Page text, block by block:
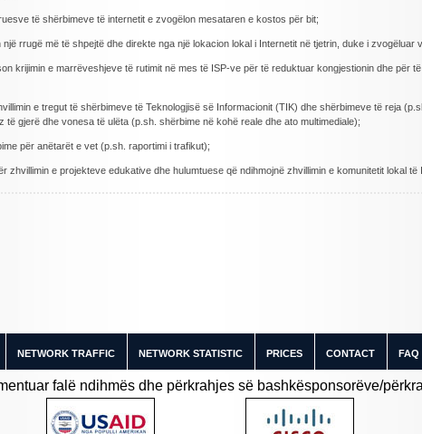
të shërbimeve të internetit e zvogëlon mesataren e kostos për bit;
rrugë më të shpejtë dhe direkte nga një lokacion lokal i Internetit në tjetrin, duke i zvogëluar
krijimin e marrëveshjeve të rutimit në mes të ISP-ve për të reduktuar kongjestionin dhe për
e tregut të shërbimeve të Teknologjisë së Informacionit (TIK) dhe shërbimeve të reja
gjerë dhe vonesa të ulëta (p.sh. shërbime në kohë reale dhe ato multimediale);
për anëtarët e vet (p.sh. raportimi i trafikut);
zhvillimin e projekteve edukative dhe hulumtuese që ndihmojnë zhvillimin e komunitetit lokal të
NETWORK TRAFFIC NETWORK STATISTIC PRICES CONTACT FAQ
falë ndihmës dhe përkrahjes së bashkësponsorëve/